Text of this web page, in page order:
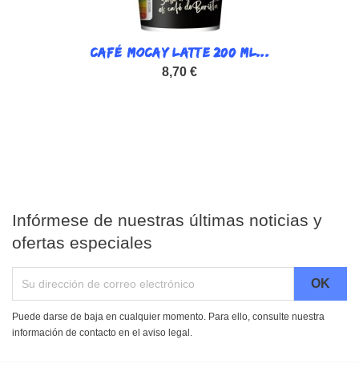
CAFÉ MOCAY LATTE 200 ML...
8,70 €
Infórmese de nuestras últimas noticias y
ofertas especiales
Puede darse de baja en cualquier momento. Para ello, consulte nuestra
información de contacto en el aviso legal.